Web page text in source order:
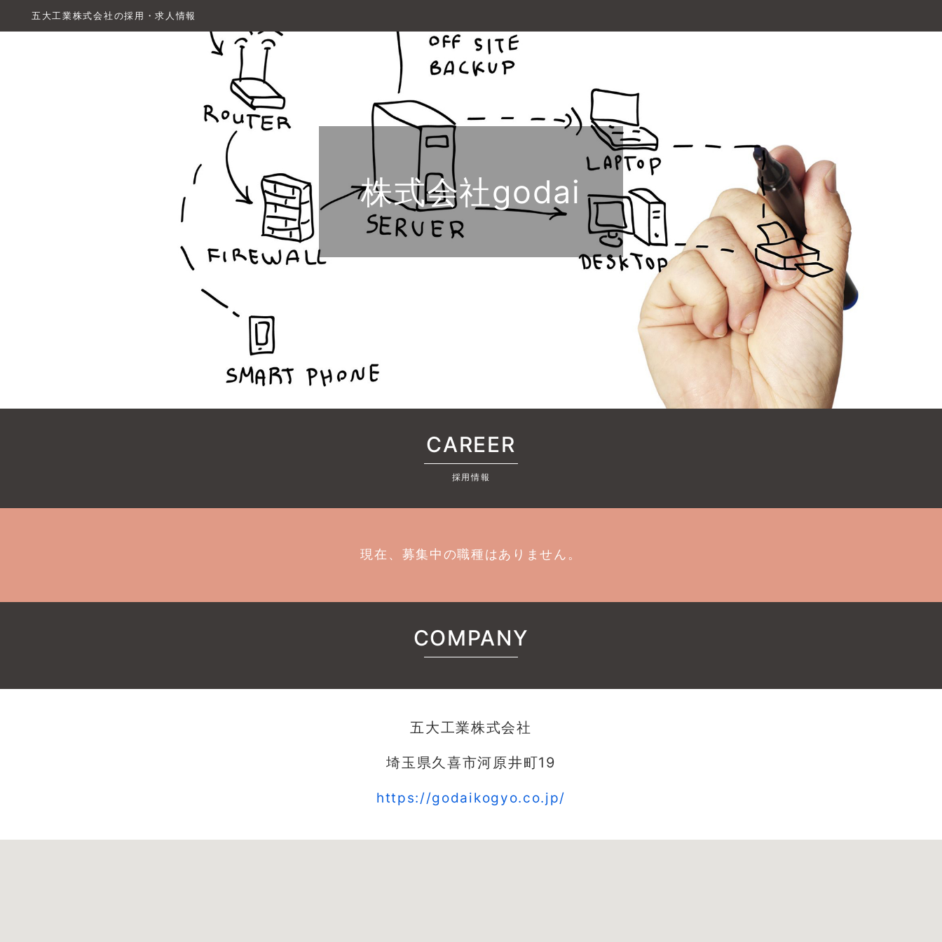
五大工業株式会社の採用・求人情報
株式会社godai
CAREER
採用情報
現在、募集中の職種はありません。
COMPANY
五大工業株式会社
埼玉県久喜市河原井町19
https://godaikogyo.co.jp/